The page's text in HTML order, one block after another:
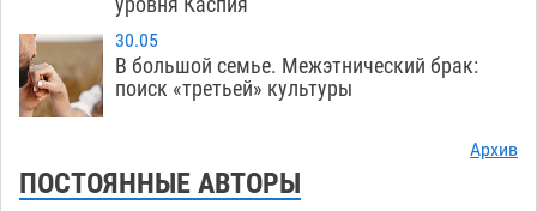
30.05
В большой семье. Межэтнический брак:
поиск «третьей» культуры
Архив
ПОСТОЯННЫЕ АВТОРЫ